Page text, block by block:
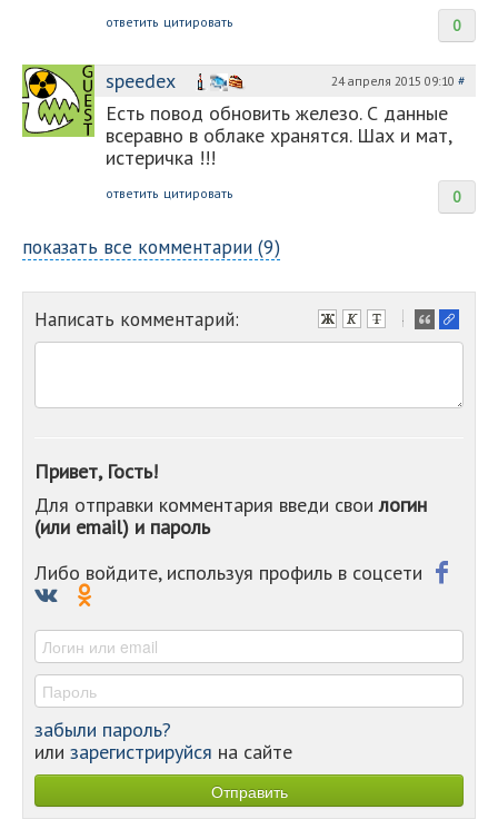
0
ответить цитировать
speedex 24 апреля 2015 09:10 #
Есть повод обновить железо. С данные
всеравно в облаке хранятся. Шах и мат,
истеричка !!!
0
ответить цитировать
показать все комментарии (9)
Написать комментарий:
-
-
-
-
-
Привет, Гость!
Для отправки комментария введи своилогин
(или email) и пароль
Либо войдите, используя профиль в соцсети
забыли пароль?
или зарегистрируйся на сайте